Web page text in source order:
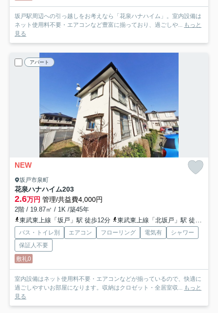
坂戸駅周辺への引っ越しをお考えなら「花泉ハナハイム」。室内設備は
ネット使用料不要・エアコンなど豊富に揃っており、過ごしや...
もっと
見る
アパート
NEW
坂戸市泉町
花泉ハナハイム203
2.6万円 管理/共益費4,000円
2階 / 19.87㎡ / 1K /築45年
東武東上線「坂戸」駅 徒歩12分
東武東上線「北坂戸」駅 徒歩18分
バス・トイレ別 エアコン フローリング 電気有
シャワー
保証人不要
敷礼0
室内設備はネット使用料不要・エアコンなどが揃っているので、快適に
過ごしやすいお部屋になります。収納はクロゼット・全居室収...
もっと
見る